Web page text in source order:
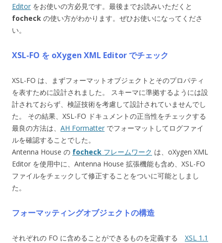
Editor をお使いの方必見です。最後までお読みいただくと
focheck の使い方がわかります。ぜひお使いになってくださ
い。
XSL-FO を oXygen XML Editor でチェック
XSL-FO は、まずフォーマットオブジェクトとそのプロパティ
を表すために設計されました。 スキーマに準拠するようには設
計されておらず、検証技術を考慮して設計されていませんでし
た。 その結果、XSL-FO ドキュメントの正当性をチェックする
最良の方法は、 AH Formatter でフォーマットしてログファイ
ルを確認することでした。
Antenna House の focheck フレームワーク は、oXygen XML
Editor を使用中に、Antenna House 拡張機能も含め、XSL-FO
ファイルをチェックして修正することをついに可能としまし
た。
フォーマッティングオブジェクトの構造
それぞれの FO に含めることができるものを定義する XSL 1.1